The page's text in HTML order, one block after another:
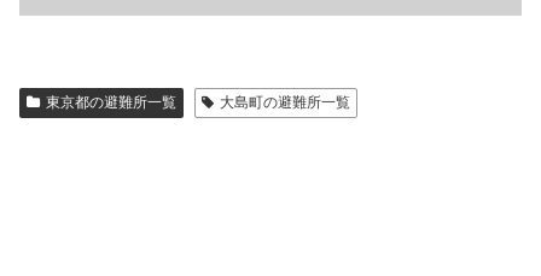
東京都の避難所一覧 大島町の避難所一覧